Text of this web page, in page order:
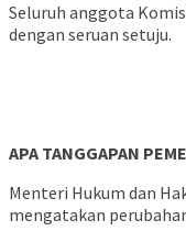
Seluruh anggota
dengan seruan setuju.
APA TANGGAPAN
Menteri Hukum dan
mengatakan